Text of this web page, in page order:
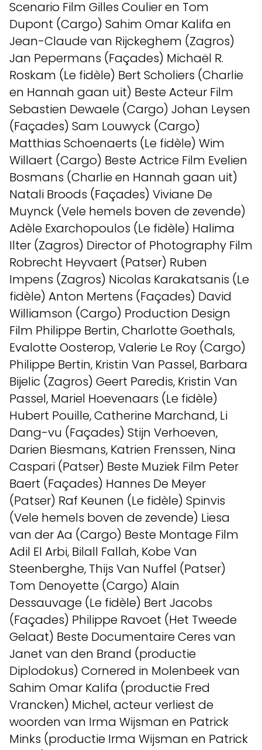
Scenario Film Gilles Coulier en Tom
Dupont (Cargo) Sahim Omar Kalifa en
Jean-Claude van Rijckeghem (Zagros)
Jan Pepermans (Façades) Michaël R.
Roskam (Le fidèle) Bert Scholiers (Charlie
en Hannah gaan uit) Beste Acteur Film
Sebastien Dewaele (Cargo) Johan Leysen
(Façades) Sam Louwyck (Cargo)
Matthias Schoenaerts (Le fidèle) Wim
Willaert (Cargo) Beste Actrice Film Evelien
Bosmans (Charlie en Hannah gaan uit)
Natali Broods (Façades) Viviane De
Muynck (Vele hemels boven de zevende)
Adèle Exarchopoulos (Le fidèle) Halima
Ilter (Zagros) Director of Photography Film
Robrecht Heyvaert (Patser) Ruben
Impens (Zagros) Nicolas Karakatsanis (Le
fidèle) Anton Mertens (Façades) David
Williamson (Cargo) Production Design
Film Philippe Bertin, Charlotte Goethals,
Evalotte Oosterop, Valerie Le Roy (Cargo)
Philippe Bertin, Kristin Van Passel, Barbara
Bijelic (Zagros) Geert Paredis, Kristin Van
Passel, Mariel Hoevenaars (Le fidèle)
Hubert Pouille, Catherine Marchand, Li
Dang-vu (Façades) Stijn Verhoeven,
Darien Biesmans, Katrien Frenssen, Nina
Caspari (Patser) Beste Muziek Film Peter
Baert (Façades) Hannes De Meyer
(Patser) Raf Keunen (Le fidèle) Spinvis
(Vele hemels boven de zevende) Liesa
van der Aa (Cargo) Beste Montage Film
Adil El Arbi, Bilall Fallah, Kobe Van
Steenberghe, Thijs Van Nuffel (Patser)
Tom Denoyette (Cargo) Alain
Dessauvage (Le fidèle) Bert Jacobs
(Façades) Philippe Ravoet (Het Tweede
Gelaat) Beste Documentaire Ceres van
Janet van den Brand (productie
Diplodokus) Cornered in Molenbeek van
Sahim Omar Kalifa (productie Fred
Vrancken) Michel, acteur verliest de
woorden van Irma Wijsman en Patrick
Minks (productie Irma Wijsman en Patrick